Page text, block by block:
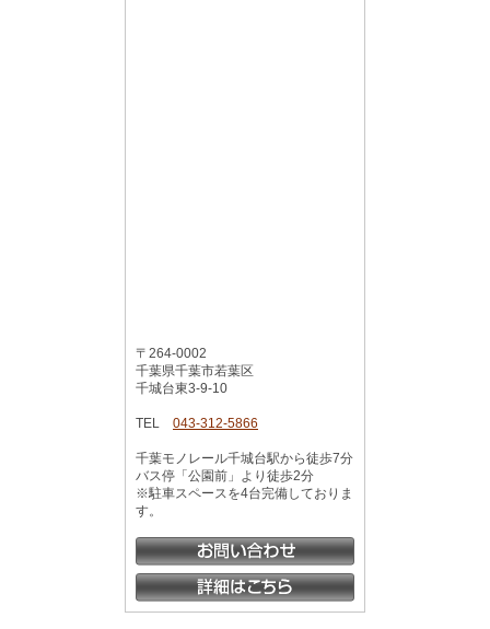
〒264-0002
千葉県千葉市若葉区
千城台東3-9-10
TEL 043-312-5866
千葉モノレール千城台駅から徒歩7分
バス停「公園前」より徒歩2分
※駐車スペースを4台完備しておりま
す。